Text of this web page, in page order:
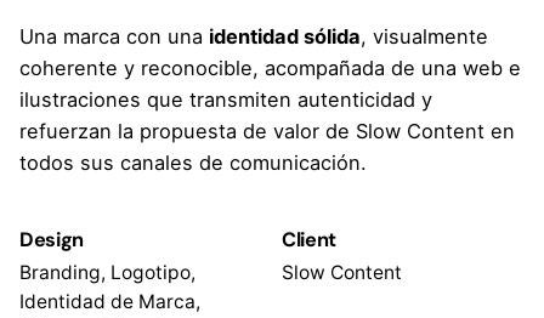
Una marca con una identidad sólida, visualmente
coherente y reconocible, acompañada de una web e
ilustraciones que transmiten autenticidad y
refuerzan la propuesta de valor de Slow Content en
todos sus canales de comunicación.
Design
Branding, Logotipo,
Identidad de Marca,
Client
Slow Content